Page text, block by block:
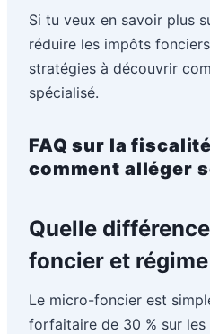
Si tu veux en savoir plus
réduire les impôts
stratégies à découvrir
spécialisé.
FAQ sur la
comment alléger
Quelle
foncier et
Le micro-foncier est
forfaitaire de 30 % sur